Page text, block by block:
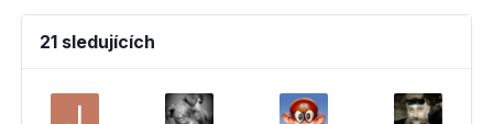
21 sledujících